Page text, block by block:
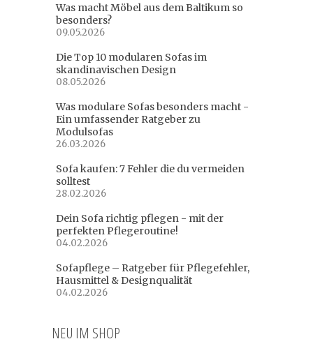
Was macht Möbel aus dem Baltikum so
besonders?
09.05.2026
Die Top 10 modularen Sofas im
skandinavischen Design
08.05.2026
Was modulare Sofas besonders macht -
Ein umfassender Ratgeber zu
Modulsofas
26.03.2026
Sofa kaufen: 7 Fehler die du vermeiden
solltest
28.02.2026
Dein Sofa richtig pflegen - mit der
perfekten Pflegeroutine!
04.02.2026
Sofapflege – Ratgeber für Pflegefehler,
Hausmittel & Designqualität
04.02.2026
NEU IM SHOP